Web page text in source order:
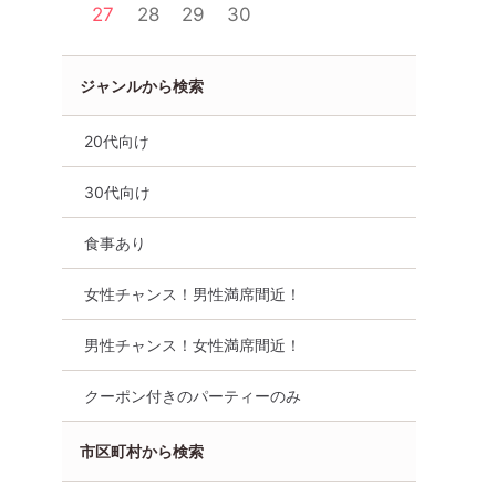
27 28 29 30
ジャンルから検索
20代向け
30代向け
食事あり
女性チャンス！男性満席間近！
男性チャンス！女性満席間近！
クーポン付きのパーティーのみ
市区町村から検索